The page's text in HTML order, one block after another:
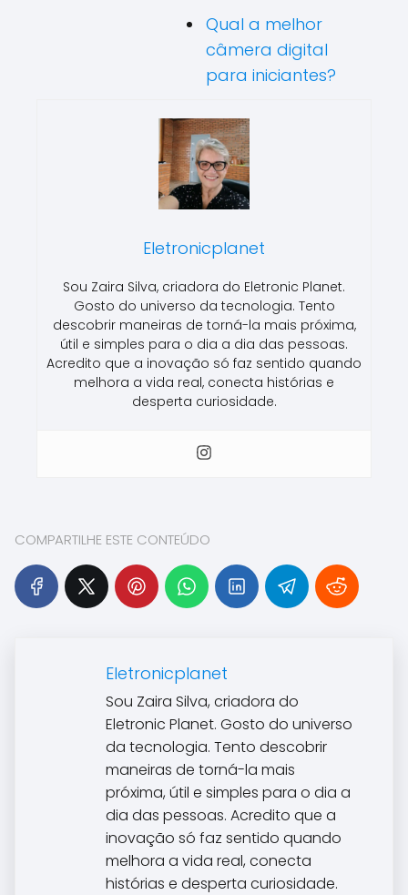
Qual a melhor
câmera digital
para iniciantes?
Eletronicplanet
Sou Zaira Silva, criadora do Eletronic Planet.
Gosto do universo da tecnologia. Tento
descobrir maneiras de torná-la mais próxima,
útil e simples para o dia a dia das pessoas.
Acredito que a inovação só faz sentido quando
melhora a vida real, conecta histórias e
desperta curiosidade.
COMPARTILHE ESTE CONTEÚDO
Eletronicplanet
Sou Zaira Silva, criadora do
Eletronic Planet. Gosto do universo
da tecnologia. Tento descobrir
maneiras de torná-la mais
próxima, útil e simples para o dia a
dia das pessoas. Acredito que a
inovação só faz sentido quando
melhora a vida real, conecta
histórias e desperta curiosidade.